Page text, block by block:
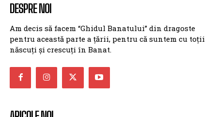
DESPRE NOI
Am decis să facem “Ghidul Banatului” din dragoste
pentru această parte a țării, pentru că suntem cu toții
născuți și crescuți în Banat.